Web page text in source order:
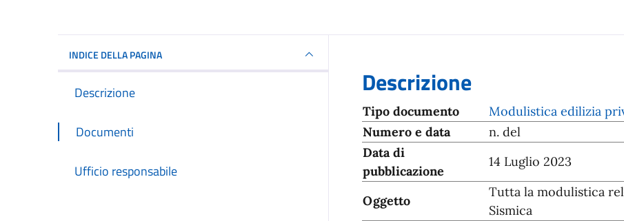
INDICE DELLA PAGINA
Descrizione
Documenti
Ufficio responsabile
Descrizione
Tipo documento Modulistica edilizia
Numero e data
n. del
Data di
pubblicazione
14 Luglio 2023
Oggetto
Tutta la modulistica
Sismica